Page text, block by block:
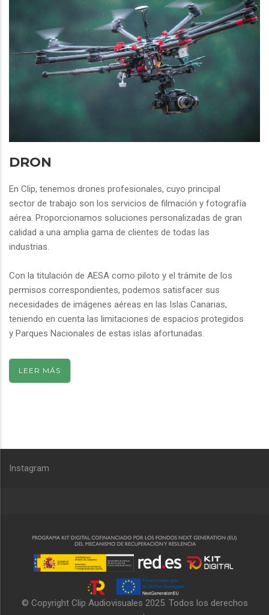
DRON
En Clip, tenemos drones profesionales, cuyo principal
sector de trabajo son los servicios de filmación y fotografía
aérea. Proporcionamos soluciones personalizadas de gran
calidad a una amplia gama de clientes de todas las
industrias.
Con la titulación de AESA como piloto y el trámite de los
permisos correspondientes, podemos satisfacer sus
necesidades de imágenes aéreas en las Islas Canarias,
teniendo en cuenta las limitaciones de espacios protegidos
y Parques Nacionales de estas islas afortunadas.
LEER MÁS
Instagram
© Copyright Clip Audiovisuales 2025. Todos los derechos